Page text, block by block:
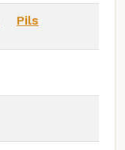
Pils